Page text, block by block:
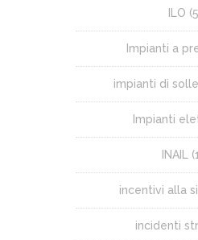
ILO
Impianti a
impianti di
Impianti
INAIL
incentivi alla
incidenti